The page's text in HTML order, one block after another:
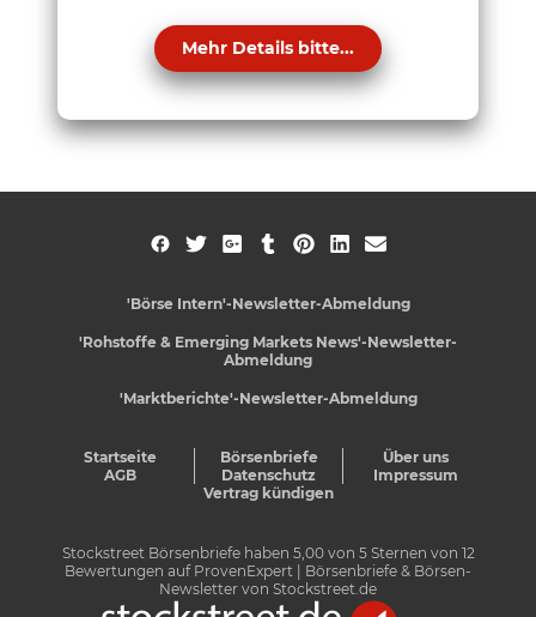
Mehr Details bitte...
'Börse Intern'-Newsletter-Abmeldung
'Rohstoffe & Emerging Markets News'-Newsletter-
Abmeldung
'Marktberichte'-Newsletter-Abmeldung
Startseite Börsenbriefe
Über uns
AGB
Datenschutz
Impressum
Vertrag kündigen
Stockstreet Börsenbriefe haben 5,00von 5Sternen von 12
Bewertungen auf ProvenExpert
| Börsenbriefe & Börsen-
Newsletter von Stockstreet.de